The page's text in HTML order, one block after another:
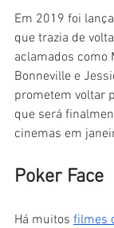
Em 2019 foi
que trazia de
aclamados como
Bonneville e
prometem voltar
que será
cinemas em
Poker Face
Há muitos filmes